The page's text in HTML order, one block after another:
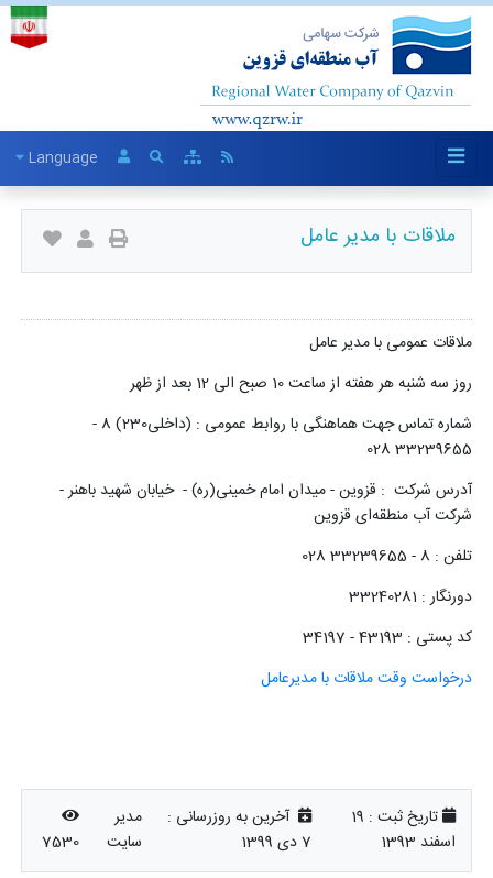
Language
ملاقات با مدیر عامل
ملاقات عمومی با مدیر عامل
روز سه شنبه هر هفته از ساعت 10 صبح الی 12 بعد از ظهر
شماره تماس جهت هماهنگی با روابط عمومی : (داخلی230) 8 -
33239655 028
آدرس شرکت : قزوین - میدان امام خمینی(ره) - خیابان شهید باهنر -
شرکت آب منطقه‌ای قزوین
تلفن : 8 - 33239655 028
دورنگار : 33240281
کد پستی : 43193 - 34197
درخواست وقت ملاقات با مدیرعامل
تاریخ ثبت : 19
اسفند 1393
آخرین به روزرسانی :
7 دی 1399
مدیر
سایت
7530